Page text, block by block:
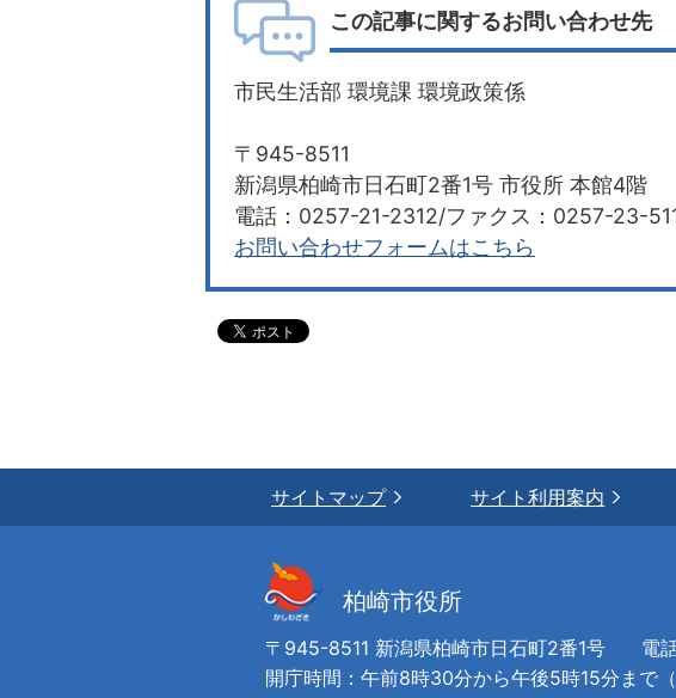
この記事に関するお問い合わせ先
市民生活部 環境課 環境政策係
〒945-8511
新潟県柏崎市日石町2番1号 市役所 本館4階
電話：0257-21-2312/ファクス：0257-23-
お問い合わせフォームはこちら
サイトマップ サイト利用案内
柏崎市役所
〒945-8511 新潟県柏崎市日石町2番1号 電
開庁時間：午前8時30分から午後5時15分まで